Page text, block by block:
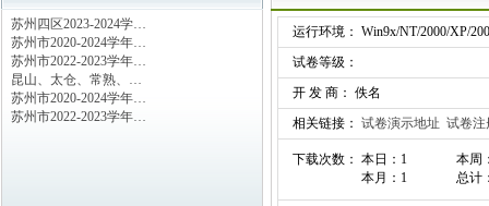
苏州四区2023-2024学…
苏州市2020-2024学年…
苏州市2022-2023学年…
昆山、太仓、常熟、…
苏州市2020-2024学年…
苏州市2022-2023学年…
运行环境： Win9x/NT/2000/XP/
试卷等级：
开 发 商： 佚名
相关链接： 试卷演示地址 试卷注
下载次数： 本日：1
本月：1
本周
总计